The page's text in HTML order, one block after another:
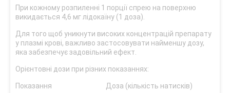
При кожному розпиленні 1 порції спрею на поверхню
викидається 4,6 мг лідокаїну (1 доза).
Для того щоб уникнути високих концентрацій препарату
у плазмі крові, важливо застосовувати найменшу дозу,
яка забезпечує задовільний ефект.
Орієнтовні дози при різних показаннях:
Показання Доза (кількість натисків)